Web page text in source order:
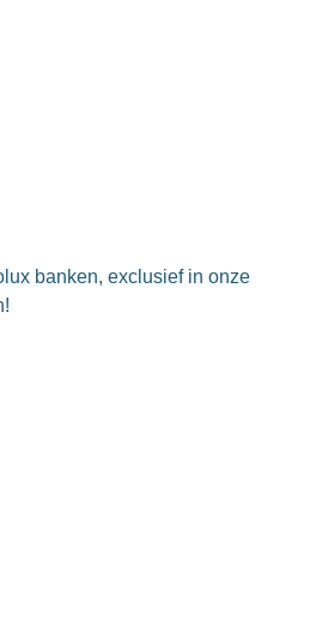
banken, exclusief in onze